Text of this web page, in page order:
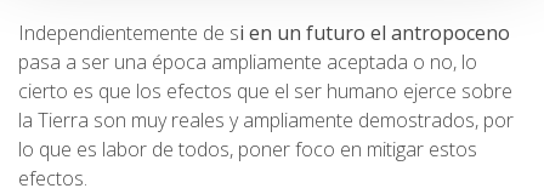
Independientemente de si en un futuro el antropoceno
pasa a ser una época ampliamente aceptada o no, lo
cierto es que los efectos que el ser humano ejerce sobre
la Tierra son muy reales y ampliamente demostrados, por
lo que es labor de todos, poner foco en mitigar estos
efectos.